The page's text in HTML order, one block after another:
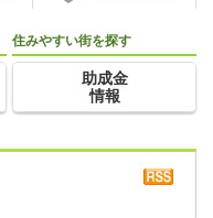
住みやすい街を探す
助成金
情報